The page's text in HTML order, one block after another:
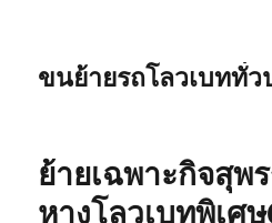
ขนย้ายรถโลวเบททั่
ย้ายเฉพาะกิจสุพ
หางโลวเบทพิเศ